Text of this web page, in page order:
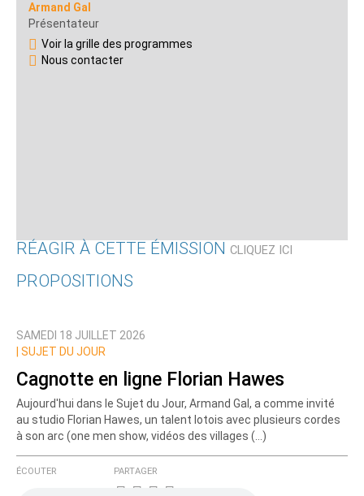
Armand Gal
Présentateur
Voir la grille des programmes
Nous contacter
RÉAGIR À CETTE ÉMISSION CLIQUEZ ICI
Nom
Courriel (non publié)
Ajoutez votre commentaire ici
PROPOSITIONS
SAMEDI 18 JUILLET 2026
SUJET DU JOUR
Cagnotte en ligne Florian Hawes
Aujourd'hui dans le Sujet du Jour, Armand Gal, a comme invité
au studio Florian Hawes, un talent lotois avec plusieurs cordes
à son arc (one men show, vidéos des villages (…)
ÉCOUTER PARTAGER